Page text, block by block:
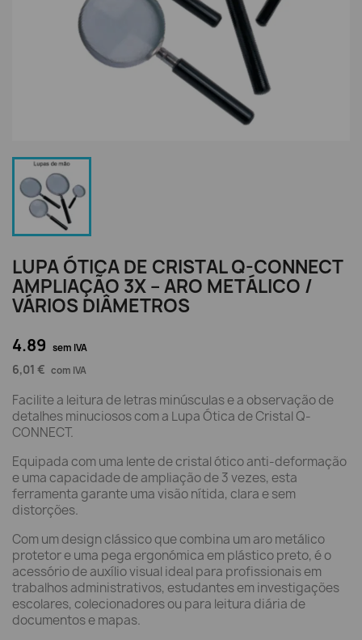
LUPA ÓTICA DE CRISTAL Q-CONNECT
AMPLIAÇÃO 3X – ARO METÁLICO /
VÁRIOS DIÂMETROS
4.89 sem IVA
6,01 € com IVA
Facilite a leitura de letras minúsculas e a observação de
detalhes minuciosos com a Lupa Ótica de Cristal Q-
CONNECT.
Equipada com uma lente de cristal ótico anti-deformação
e uma capacidade de ampliação de 3 vezes, esta
ferramenta garante uma visão nítida, clara e sem
distorções.
Com um design clássico que combina um aro metálico
protetor e uma pega ergonómica em plástico preto, é o
acessório de auxílio visual ideal para profissionais em
trabalhos administrativos, estudantes em investigações
escolares, colecionadores ou para leitura diária de
documentos e mapas.